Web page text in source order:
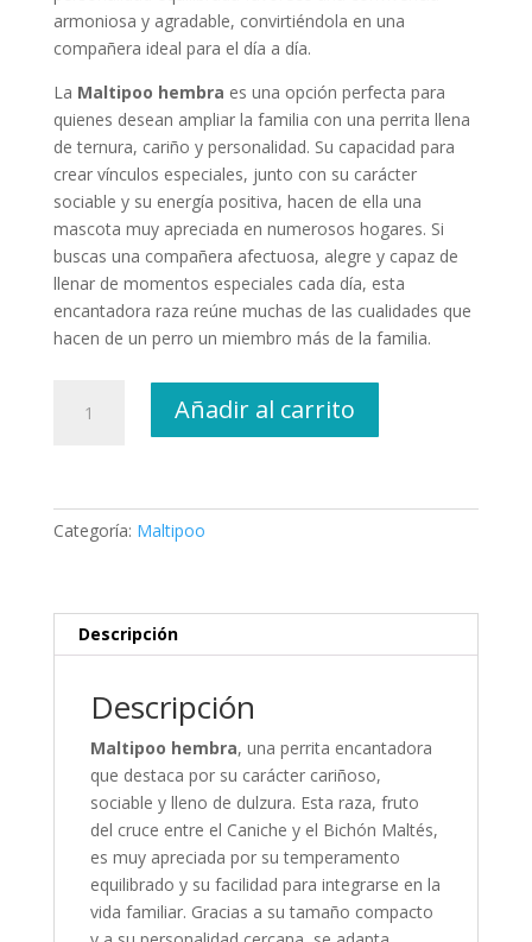
armoniosa y agradable, convirtiéndola en una
compañera ideal para el día a día.
La Maltipoo hembra es una opción perfecta para
quienes desean ampliar la familia con una perrita llena
de ternura, cariño y personalidad. Su capacidad para
crear vínculos especiales, junto con su carácter
sociable y su energía positiva, hacen de ella una
mascota muy apreciada en numerosos hogares. Si
buscas una compañera afectuosa, alegre y capaz de
llenar de momentos especiales cada día, esta
encantadora raza reúne muchas de las cualidades que
hacen de un perro un miembro más de la familia.
Hembra
Añadir al carrito
Categoría: Maltipoo
Descripción
Descripción
Maltipoo hembra, una perrita encantadora
que destaca por su carácter cariñoso,
sociable y lleno de dulzura. Esta raza, fruto
del cruce entre el Caniche y el Bichón Maltés,
es muy apreciada por su temperamento
equilibrado y su facilidad para integrarse en la
vida familiar. Gracias a su tamaño compacto